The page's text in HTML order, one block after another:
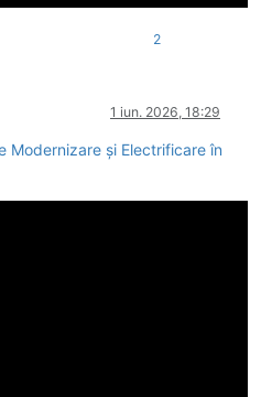
2
1 iun. 2026, 18:29
Modernizare și Electrificare în